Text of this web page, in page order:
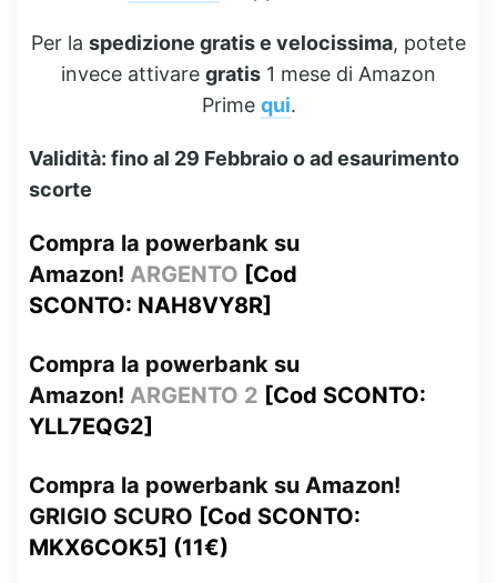
Per la spedizione gratis e velocissima, potete
invece attivare gratis 1 mese di Amazon
Prime qui.
Validità: fino al 29 Febbraio o ad esaurimento
scorte
Compra la powerbank su
Amazon! ARGENTO [Cod
SCONTO: NAH8VY8R]
Compra la powerbank su
Amazon! ARGENTO 2 [Cod SCONTO:
YLL7EQG2]
Compra la powerbank su Amazon!
GRIGIO SCURO [Cod SCONTO:
MKX6COK5] (11€)